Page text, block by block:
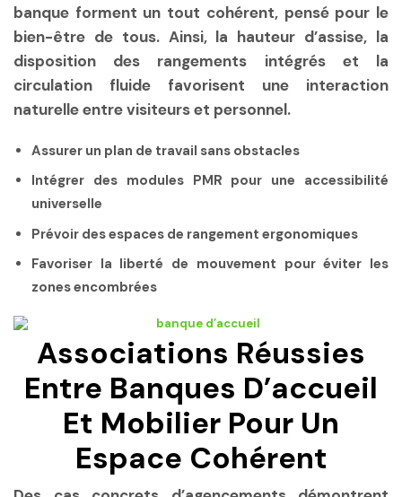
banque forment un tout cohérent, pensé pour le
bien-être de tous. Ainsi, la hauteur d’assise, la
disposition des rangements intégrés et la
circulation fluide favorisent une interaction
naturelle entre visiteurs et personnel.
Assurer un plan de travail sans obstacles
Intégrer des modules PMR pour une accessibilité
universelle
Prévoir des espaces de rangement ergonomiques
Favoriser la liberté de mouvement pour éviter les
zones encombrées
Associations Réussies
Entre Banques D’accueil
Et Mobilier Pour Un
Espace Cohérent